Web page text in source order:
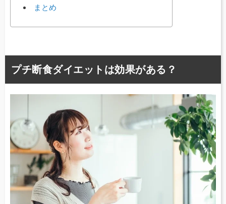
まとめ
プチ断食ダイエットは効果がある？